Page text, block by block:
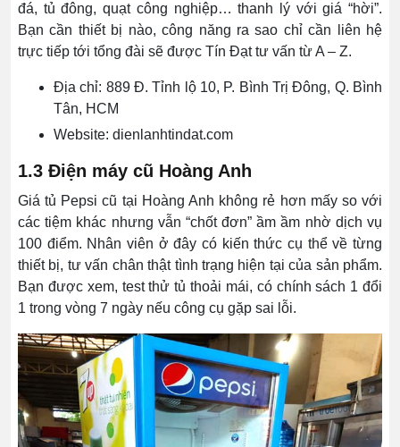
đá, tủ đông, quạt công nghiệp… thanh lý với giá “hời”.
Bạn cần thiết bị nào, công năng ra sao chỉ cần liên hệ
trực tiếp tới tổng đài sẽ được Tín Đạt tư vấn từ A – Z.
Địa chỉ: 889 Đ. Tỉnh lộ 10, P. Bình Trị Đông, Q. Bình
Tân, HCM
Website: dienlanhtindat.com
1.3 Điện máy cũ Hoàng Anh
Giá tủ Pepsi cũ tại Hoàng Anh không rẻ hơn mấy so với
các tiệm khác nhưng vẫn “chốt đơn” ầm ầm nhờ dịch vụ
100 điểm. Nhân viên ở đây có kiến thức cụ thể về từng
thiết bị, tư vấn chân thật tình trạng hiện tại của sản phẩm.
Bạn được xem, test thử tủ thoải mái, có chính sách 1 đổi
1 trong vòng 7 ngày nếu công cụ gặp sai lỗi.